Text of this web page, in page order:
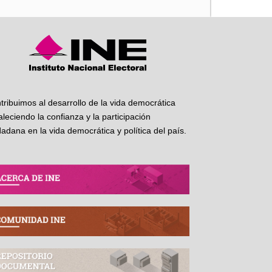
al desarrollo de la vida democrática
la confianza y la participación
en la vida democrática y política del país.